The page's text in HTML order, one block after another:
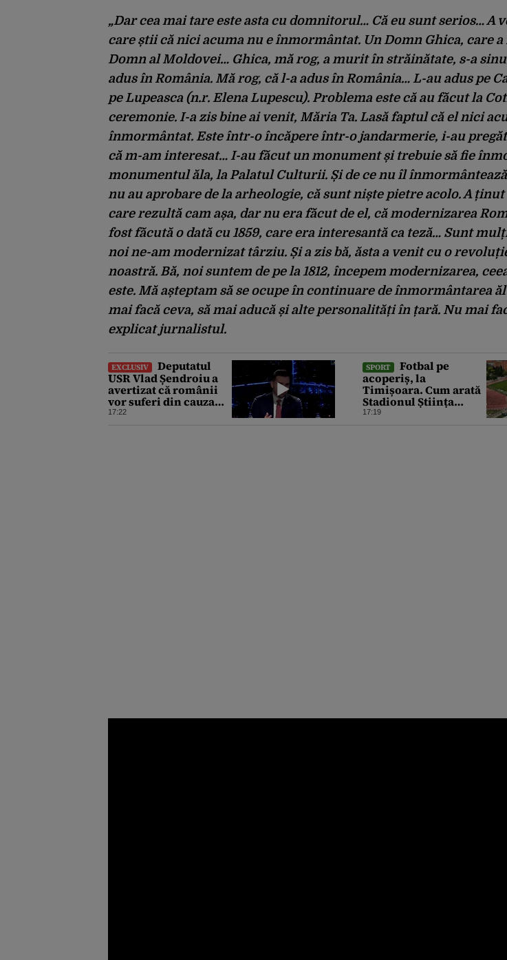
„Dar cea mai tare este asta cu domnitorul… Că eu sunt serios… A
care știi că nici acuma nu e înmormântat. Un Domn Ghica, care
Domn al Moldovei… Ghica, mă rog, a murit în străinătate, s-a
adus în România. Mă rog, că l-a adus în România… L-au adus pe
pe Lupeasca (n.r. Elena Lupescu). Problema este că au făcut la
ceremonie. I-a zis bine ai venit, Măria Ta. Lasă faptul că el nici
înmormântat. Este într-o încăpere într-o jandarmerie, i-au
că m-am interesat… I-au făcut un monument și trebuie să fie
monumentul ăla, la Palatul Culturii. Și de ce nu îl
nu au aprobare de la arheologie, că sunt niște pietre acolo. A
care rezultă cam așa, dar nu era făcut de el, că modernizarea
fost făcută o dată cu 1859, care era interesantă ca teză… Sunt
noi ne-am modernizat târziu. Și a zis bă, ăsta a venit cu o
noastră. Bă, noi suntem de pe la 1812, începem modernizarea,
este. Mă așteptam să se ocupe în continuare de înmormântarea
mai facă ceva, să mai aducă și alte personalități în țară. Nu mai
explicat jurnalistul.
EXCLUSIV
Deputatul
USR Vlad Șendroiu a
avertizat că românii
vor suferi din cauza
energiei mai scumpe.
17:22
SPORT
Fotbal pe
acoperiș, la
Timișoara. Cum arată
Stadionul Știința
înainte de inaugurare,
17:19